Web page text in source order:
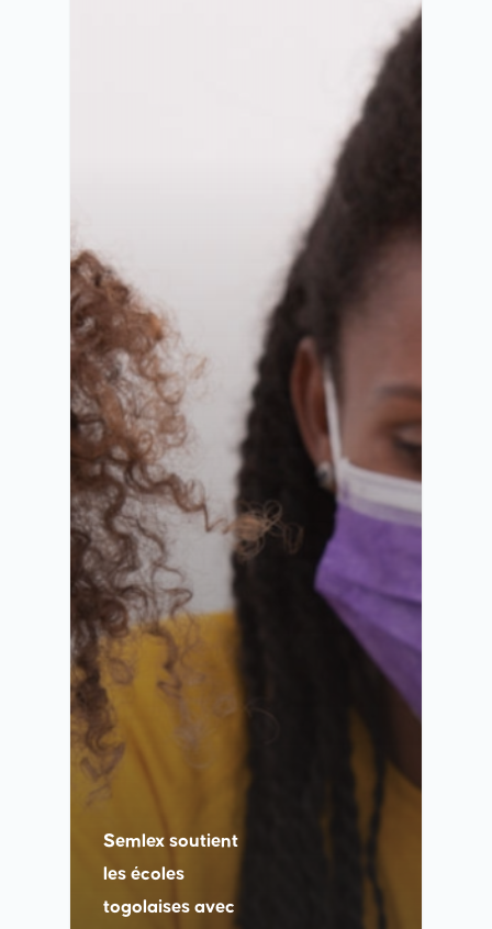
Semlex soutient
les écoles
togolaises avec